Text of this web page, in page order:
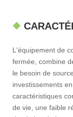
L'équipement de
fermée, combine
le besoin de
investissements
caractéristiques
de vie, une faible